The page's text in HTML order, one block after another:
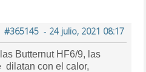
#365145- 24 julio, 2021 08:17
Butternut HF6/9, las
dilatan con el calor,